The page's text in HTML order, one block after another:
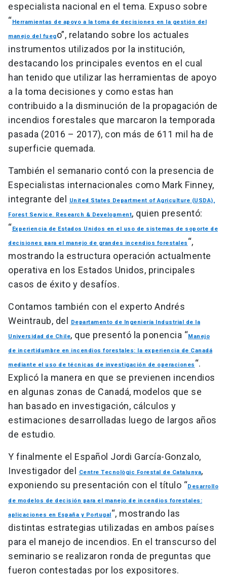
especialista nacional en el tema. Expuso sobre
“Herramientas de apoyo a la toma de decisiones en la gestión del
manejo del fuego”, relatando sobre los actuales
instrumentos utilizados por la institución,
destacando los principales eventos en el cual
han tenido que utilizar las herramientas de apoyo
a la toma decisiones y como estas han
contribuido a la disminución de la propagación de
incendios forestales que marcaron la temporada
pasada (2016 – 2017), con más de 611 mil ha de
superficie quemada.
También el semanario contó con la presencia de
Especialistas internacionales como Mark Finney,
integrante del United States Department of Agriculture (USDA),
Forest Service. Research & Development, quien presentó:
“Experiencia de Estados Unidos en el uso de sistemas de soporte de
decisiones para el manejo de grandes incendios forestales “,
mostrando la estructura operación actualmente
operativa en los Estados Unidos, principales
casos de éxito y desafíos.
Contamos también con el experto Andrés
Weintraub, del Departamento de Ingeniería Industrial de la
Universidad de Chile, que presentó la ponencia “Manejo
de incertidumbre en incendios forestales: la experiencia de Canadá
mediante el uso de técnicas de investigación de operaciones “.
Explicó la manera en que se previenen incendios
en algunas zonas de Canadá, modelos que se
han basado en investigación, cálculos y
estimaciones desarrolladas luego de largos años
de estudio.
Y finalmente el Español Jordi García-Gonzalo,
Investigador del Centre Tecnològic Forestal de Catalunya,
exponiendo su presentación con el título “Desarrollo
de modelos de decisión para el manejo de incendios forestales:
aplicaciones en España y Portugal“, mostrando las
distintas estrategias utilizadas en ambos países
para el manejo de incendios. En el transcurso del
seminario se realizaron ronda de preguntas que
fueron contestadas por los expositores.